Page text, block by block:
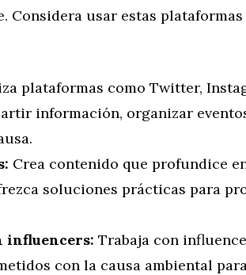
Considera usar estas
plataformas como Twitter,
información, organizar
Crea contenido que profundice
soluciones prácticas para
influencers: Trabaja con
con la causa ambiental